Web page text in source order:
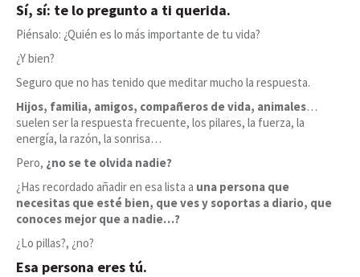
Sí, sí: te lo pregunto a ti querida.
Piénsalo: ¿Quién es lo más importante de tu vida?
¿Y bien?
Seguro que no has tenido que meditar mucho la respuesta.
Hijos, familia, amigos, compañeros de vida, animales…
suelen ser la respuesta frecuente, los pilares, la fuerza, la
energía, la razón, la sonrisa…
Pero, ¿no se te olvida nadie?
¿Has recordado añadir en esa lista a una persona que
necesitas que esté bien, que ves y soportas a diario, que
conoces mejor que a nadie…?
¿Lo pillas?, ¿no?
Esa persona eres tú.